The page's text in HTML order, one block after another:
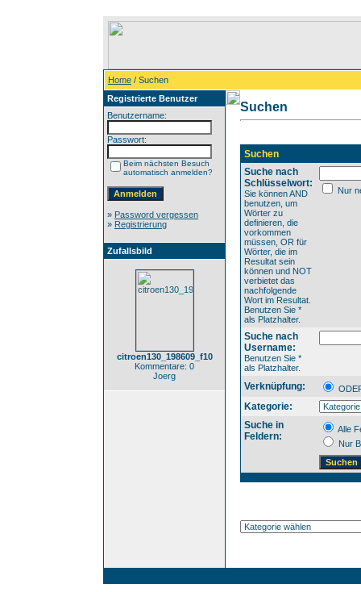
Home / Suchen
Registrierte Benutzer
Benutzername:
Passwort:
Beim nächsten Besuch
automatisch anmelden?
» Password vergessen
» Registrierung
Zufallsbild
citroen130_198609_f10
Kommentare: 0
Joerg
Suchen
Suchen
Suche nach
Schlüsselwort:
Sie können AND
benutzen, um
Wörter zu
definieren, die
vorkommen
müssen, OR für
Wörter, die im
Resultat sein
können und NOT
verbietet das
nachfolgende
Wort im Resultat.
Benutzen Sie *
als Platzhalter.
Nur
Suche nach
Username:
Benutzen Sie *
als Platzhalter.
Verknüpfung:
Kategorie:
Suche in
Feldern:
Alle
Nur